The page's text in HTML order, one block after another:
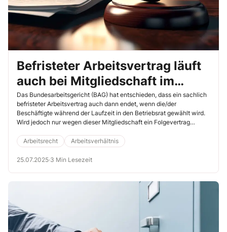
Befristeter Arbeitsvertrag läuft
auch bei Mitgliedschaft im
Personalrat aus
Das Bundesarbeitsgericht (BAG) hat entschieden, dass ein sachlich
befristeter Arbeitsvertrag auch dann endet, wenn die/der
Beschäftigte während der Laufzeit in den Betriebsrat gewählt wird.
Wird jedoch nur wegen dieser Mitgliedschaft ein Folgevertrag
öffentlichen Dienst gilt dieses Urteil entsprechend (18.6.2025, Az. 7
AZR 50/24).
Arbeitsrecht Arbeitsverhältnis
25.07.2025·3 Min Lesezeit